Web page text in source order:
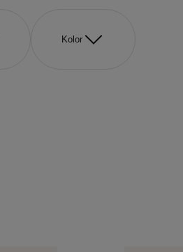
Kolor